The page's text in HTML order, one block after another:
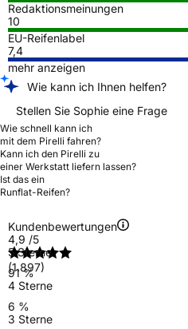
Redaktionsmeinungen
10
EU-Reifenlabel
7,4
mehr anzeigen
Wie kann ich Ihnen helfen?
Stellen Sie Sophie eine Frage
Wie schnell kann ich
mit dem Pirelli fahren?
Kann ich den Pirelli zu
einer Werkstatt liefern lassen?
Ist das ein
Runflat-Reifen?
Kundenbewertungen
4,9 /5
(1.897)
5 Sterne
91 %
4 Sterne
6 %
3 Sterne